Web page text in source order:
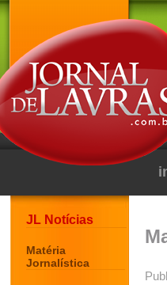
JL Notícias
Matéria
Jornalística